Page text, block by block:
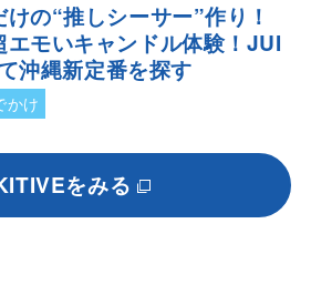
の“推しシーサー”作り！
モいキャンドル体験！JUI
沖縄新定番を探す
かけ
をみる